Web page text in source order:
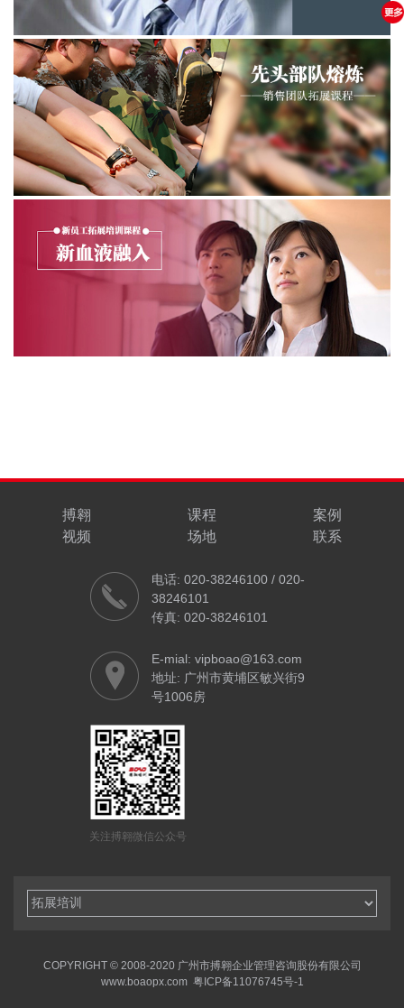
搏翱 课程
案例
视频
场地 联系
电话: 020-38246100 / 020-
38246101
传真: 020-38246101
E-mial: vipboao@163.com
地址: 广州市黄埔区敏兴街9
号1006房
关注搏翱微信公众号
COPYRIGHT © 2008-2020 广州市搏翱企业管理咨询股份有限公司
www.boaopx.com 粤ICP备11076745号-1